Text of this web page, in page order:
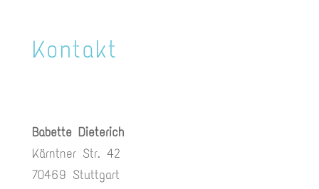
Kontakt
Babette Dieterich
Kärntner Str. 42
70469 Stuttgart